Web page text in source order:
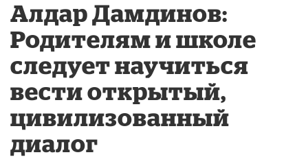
Алдар Дамдинов:
Родителям и школе
следует научиться
вести открытый,
цивилизованный
диалог